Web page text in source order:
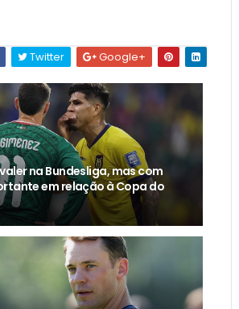
Twitter Google+
na Bundesliga, mas com
em relação à Copa do